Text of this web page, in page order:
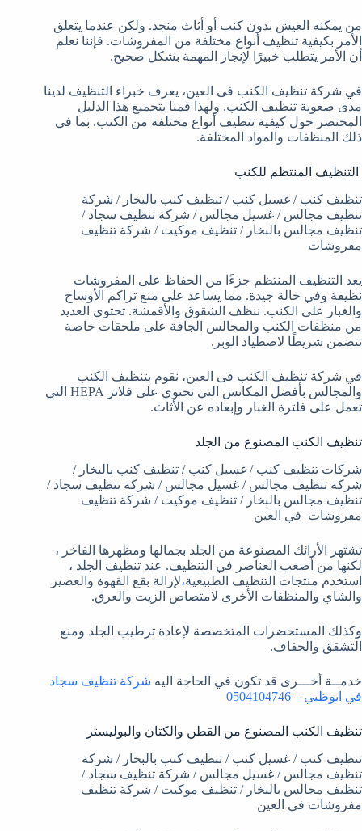
من يمكنه العيش بدون كنب أو أثاث منجد. ولكن عندما يتعلق
الأمر بكيفية تنظيف أنواع مختلفة من المفروشات. فإننا نعلم
أن الأمر يتطلب خبيرًا لإنجاز المهمة بشكل صحيح.
في شركة تنظيف الكنب فى العين، يعرف خبراء التنظيف لدينا
مدى صعوبة تنظيف الكنب. ولهذا قمنا بتجميع هذا الدليل
المختصر حول كيفية تنظيف أنواع مختلفة من الكنب. بما في
ذلك المنظفات والمواد المختلفة.
التنظيف المنتظم للكنب
تنظيف كنب / غسيل كنب / تنظيف كنب بالبخار / شركة
تنظيف مجالس / غسيل مجالس / شركة تنظيف سجاد /
تنظيف مجالس بالبخار / تنظيف موكيت / شركة تنظيف
مفروشات
يعد التنظيف المنتظم جزءًا من الحفاظ على المفروشات
نظيفة وفي حالة جيدة. مما يساعد على منع تراكم الأوساخ
والغبار على الكنب. ننظف الشقوق والأقمشة. تحتوي العديد
من منظفات الكنب والمجالس الجافة على ملحقات خاصة
تتضمن شريطًا لاصطياد الوبر.
في شركة تنظيف الكنب فى العين، نقوم بتنظيف الكنب
والمجالس بأفضل المكانس التي تحتوي على فلاتر HEPA التي
تعمل على فلترة الغبار وإبعاده عن الأثاث.
تنظيف الكنب المصنوع من الجلد
شركات تنظيف كنب / غسيل كنب / تنظيف كنب بالبخار /
شركة تنظيف مجالس / غسيل مجالس / شركة تنظيف سجاد /
تنظيف مجالس بالبخار / تنظيف موكيت / شركة تنظيف
مفروشات في العين
تشتهر الأرائك المصنوعة من الجلد بجمالها ومظهرها الفاخر ،
لكنها من أصعب العناصر في التنظيف. عند تنظيف الجلد ،
استخدم منتجات التنظيف الطبيعية،لإزالة بقع القهوة والعصير
والشاي والمنظفات الأخرى لامتصاص الزيت والعرق.
وكذلك المستحضرات المتخصصة لإعادة ترطيب الجلد ومنع
التشقق والجفاف.
خدمــة أخـــرى قد تكون في الحاجة اليه شركة تنظيف سجاد
في ابوظبي – 0504104746
تنظيف الكنب المصنوع من القطن والكتان والبوليستر
تنظيف كنب / غسيل كنب / تنظيف كنب بالبخار / شركة
تنظيف مجالس / غسيل مجالس / شركة تنظيف سجاد /
تنظيف مجالس بالبخار / تنظيف موكيت / شركة تنظيف
مفروشات في العين